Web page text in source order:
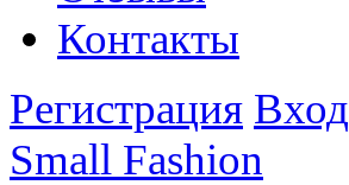
Контакты
Регистрация Вход
Small Fashion